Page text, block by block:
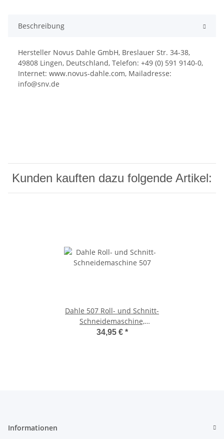
Beschreibung
Hersteller Novus Dahle GmbH, Breslauer Str. 34-38,
49808 Lingen, Deutschland, Telefon: +49 (0) 591 9140-0,
Internet: www.novus-dahle.com, Mailadresse:
info@snv.de
Kunden kauften dazu folgende Artikel:
Dahle 507 Roll- und Schnitt-
Schneidemaschine,
Schnittlänge 320 mm,
34,95 € *
Informationen